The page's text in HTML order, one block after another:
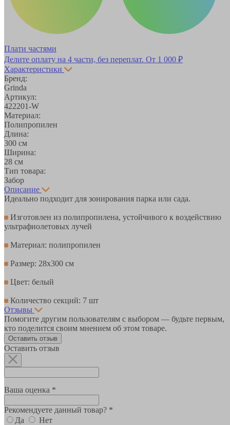
Плати частями
Делите оплату на 4 части, без переплат. От 1 000 ₽
Характеристики
Бренд:
Grinda
Артикул:
422201-W
Материал:
Полипропилен
Длина:
300 см
Ширина:
28 см
Тип товара:
Забор
Описание
Идеально подходит для зонирования парка или сада.
Изготовлен из полипропилена, устойчивого к воздействию
ультрафиолетовых лучей
Материал: полипропилен
Размер: 28х300 см
Цвет: белый
Количество секций: 7 шт
Отзывы
Помогите другим пользователям с выбором — будьте первым,
кто поделится своим мнением об этом товаре.
Оставить отзыв
Оставить отзыв
Ваша оценка *
Рекомендуете данный товар? *
Да
Нет